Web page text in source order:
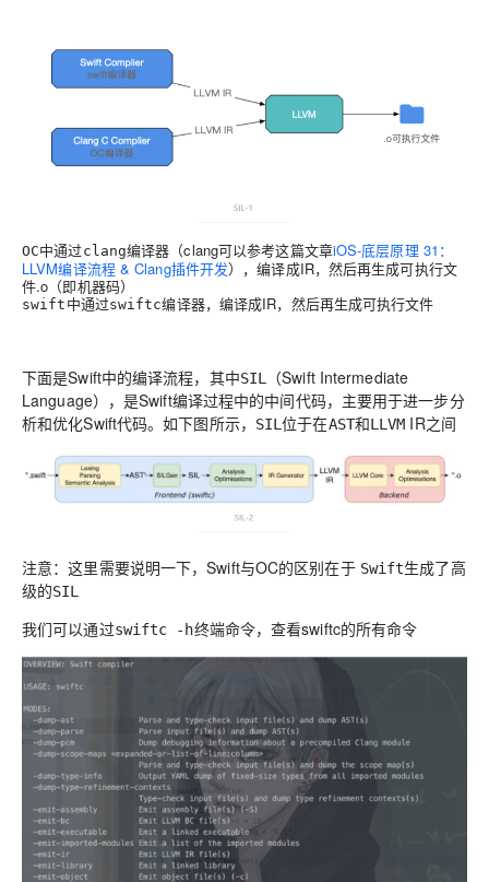
OC中通过clang编译器（clang可以参考这篇文章iOS-底层原理 31：
LLVM编译流程 & Clang插件开发），编译成IR，然后再生成可执行文
件.o（即机器码）
swift 中通过swiftc编译器，编译成IR，然后再生成可执行文件
下面是Swift中的编译流程，其中SIL
（Swift Intermediate
Language），是Swift编译过程中的中间代码，主要用于进一步分
析和优化Swift代码。如下图所示，
SIL位于在AST和LLVM IR之间
注意：这里需要说明一下，Swift与OC的区别在于 Swift生成了高
级的SIL
我们可以通过swiftc -h终端命令，查看swiftc的所有命令